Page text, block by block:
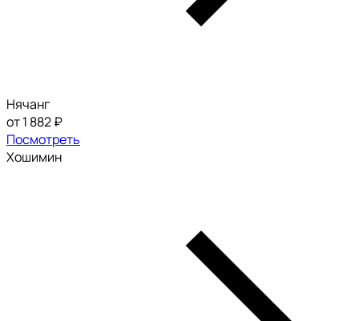
Нячанг
от 1 882 ₽
Посмотреть
Хошимин